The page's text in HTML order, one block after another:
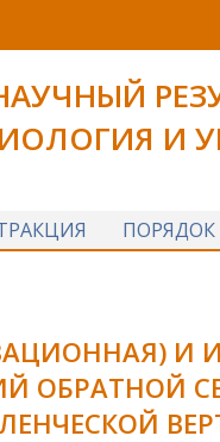
И
ПОРЯДОК
И
ОБРАТНОЙ